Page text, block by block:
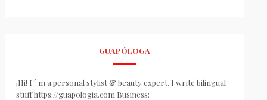
GUAPÓLOGA
¡Hi! I ´ m a personal stylist & beauty expert. I write bilingual
stuff https://guapologia.com Business: